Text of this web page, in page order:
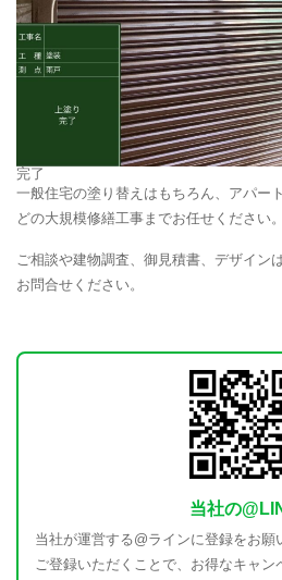
完了
一般住宅の塗り替えはもちろん、アパー
どの大規模修繕工事までお任せください。
ご相談や建物調査、御見積書、デザイン
お問合せください。
当社の
当社が運営する@ラインに登録をお願
ご登録いただくことで、お得なキャ